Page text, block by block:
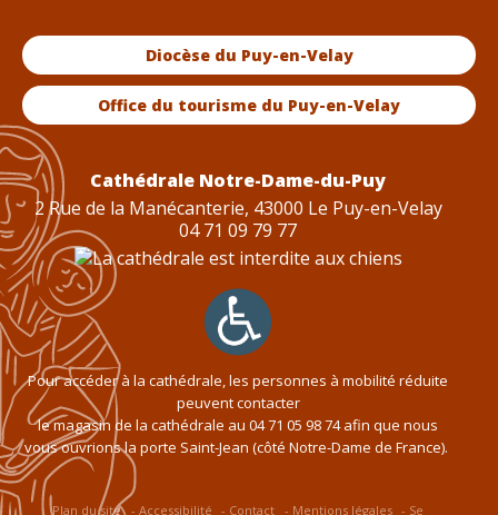
Diocèse du Puy-en-Velay
Office du tourisme du Puy-en-Velay
Cathédrale Notre-Dame-du-Puy
2 Rue de la Manécanterie, 43000 Le Puy-en-Velay
04 71 09 79 77
Pour accéder à la cathédrale, les personnes à mobilité réduite
peuvent contacter
le magasin de la cathédrale au 04 71 05 98 74afin que nous
vous ouvrions la porte Saint-Jean (côté Notre-Dame de France).
Plan du site Accessibilité Contact Mentions légales Se